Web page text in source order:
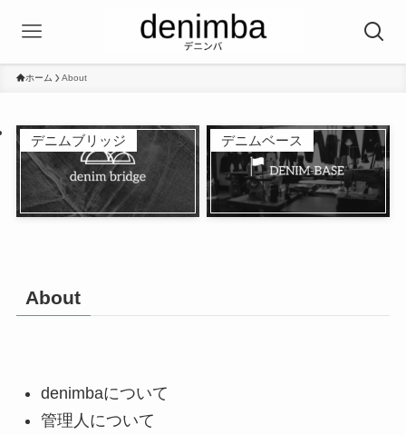
ホーム About
デニムブリッジ デニムベース
About
denimbaについて
管理人について